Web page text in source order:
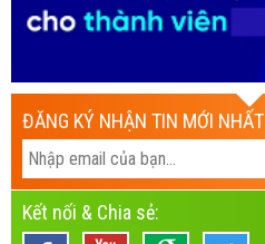
ĐĂNG KÝ NHẬN TIN MỚI NHẤT
Kết nối & Chia sẻ: